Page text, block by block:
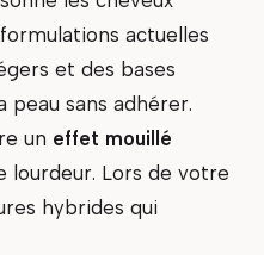
actuelles
et des bases
peau sans adhérer.
un effet mouillé
lourdeur. Lors de votre
hybrides qui